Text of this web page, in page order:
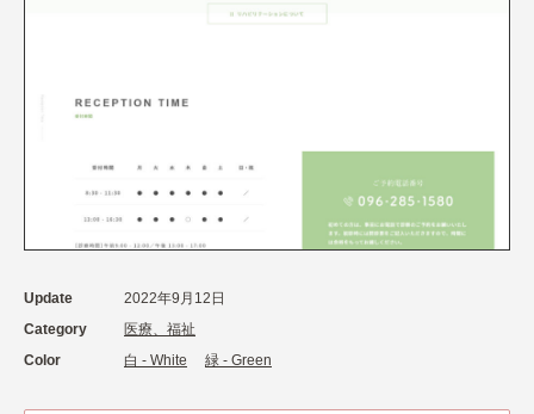
Update
2022年9月12日
Category
医療、福祉
Color
白 - White 緑 - Green